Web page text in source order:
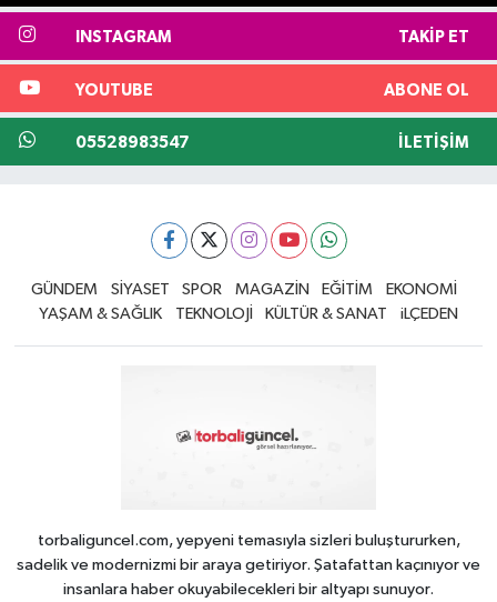
INSTAGRAM TAKIP ET
YOUTUBE ABONE OL
05528983547 İLETIŞIM
GÜNDEM SİYASET SPOR MAGAZİN EĞİTİM
EKONOMİ
YAŞAM & SAĞLIK
TEKNOLOJİ KÜLTÜR & SANAT iLÇEDEN
torbaliguncel.com, yepyeni temasıyla sizleri buluştururken,
sadelik ve modernizmi bir araya getiriyor. Şatafattan kaçınıyor ve
insanlara haber okuyabilecekleri bir altyapı sunuyor.